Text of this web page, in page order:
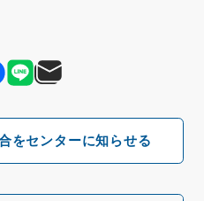
をセンターに知らせる